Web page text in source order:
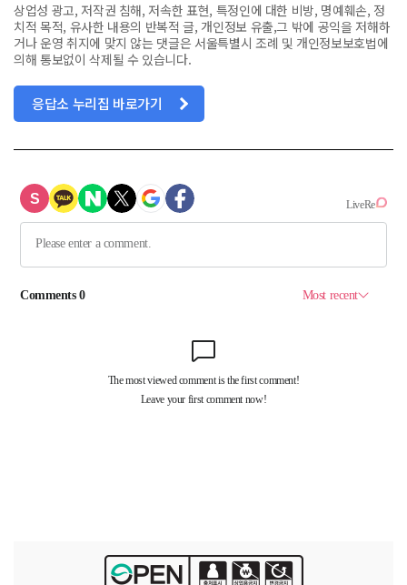
상업성 광고, 저작권 침해, 저속한 표현, 특정인에 대한 비방, 명예훼손, 정
치적 목적, 유사한 내용의 반복적 글, 개인정보 유출,그 밖에 공익을 저해하
거나 운영 취지에 맞지 않는 댓글은 서울특별시 조례 및 개인정보보호법에
의해 통보없이 삭제될 수 있습니다.
응답소 누리집 바로가기